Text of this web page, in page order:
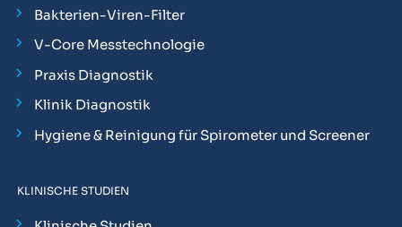
Bakterien-Viren-Filter
V-Core Messtechnologie
Praxis Diagnostik
Klinik Diagnostik
Hygiene & Reinigung für Spirometer und Screener
KLINISCHE STUDIEN